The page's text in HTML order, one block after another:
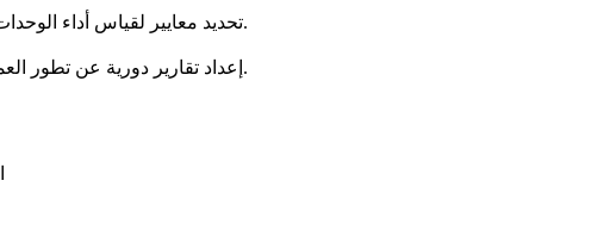
تحديد معايير لقياس أداء الوحدات التنظيمية وقياس الأداء وربطها بالأهداف التشغيلية للوحدات التنظيمية ومقارنة أداء الهيئة بأداء المؤسسات البيئية المشابهة.
إعداد تقارير دورية عن تطور العمل فيما يتعلق بتنفيذ الخطط الاستراتيجية والتشغيلية والمعوقات التي تواجهها الهيئه العامه للبيئه واقتراح التوصيات لمعالجتها.